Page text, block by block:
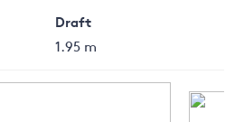
Draft
1.95 m